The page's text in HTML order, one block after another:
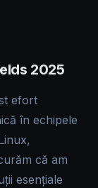
2025
efort
în echipele
că am
esențiale